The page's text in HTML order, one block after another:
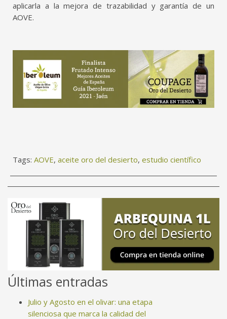
aplicarla a la mejora de trazabilidad y garantía de un
AOVE.
Tags: AOVE, aceite oro del desierto, estudio científico
Últimas entradas
Julio y Agosto en el olivar: una etapa
silenciosa que marca la calidad del